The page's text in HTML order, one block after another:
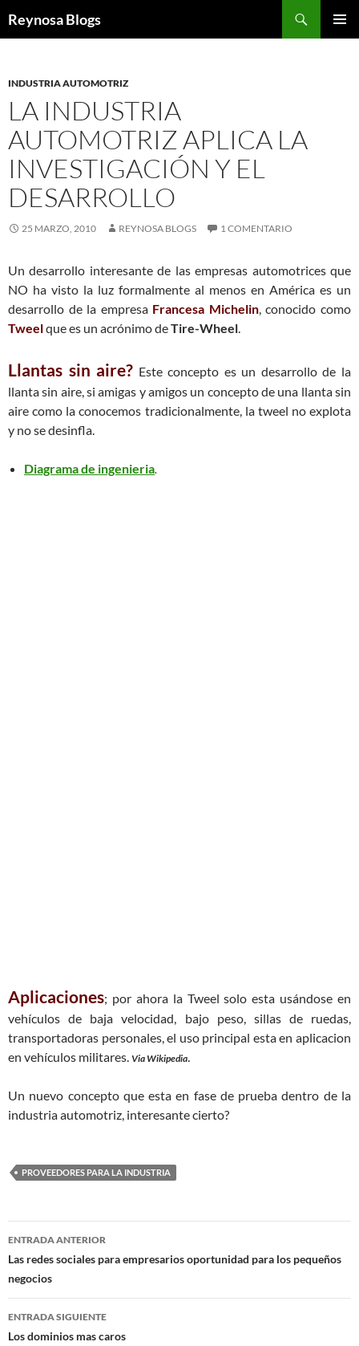
Reynosa Blogs
INDUSTRIA AUTOMOTRIZ
LA INDUSTRIA
AUTOMOTRIZ APLICA LA
INVESTIGACIÓN Y EL
DESARROLLO
25 MARZO, 2010 REYNOSA BLOGS 1 COMENTARIO
Un desarrollo interesante de las empresas automotrices que
NO ha visto la luz formalmente al menos en América es un
desarrollo de la empresa Francesa Michelin, conocido como
Tweelque es un acrónimo deTire-Wheel.
Llantas sin aire? Este concepto es un desarrollo de la
llanta sin aire, si amigas y amigos un concepto de una llanta sin
aire como la conocemos tradicionalmente, la tweel no explota
y no se desinfla.
Diagrama de ingenieria.
Aplicaciones; por ahora la Tweel solo esta usándose en
vehículos de baja velocidad, bajo peso, sillas de ruedas,
transportadoras personales, el uso principal esta en aplicacion
en vehículos militares. Via Wikipedia.
Un nuevo concepto que esta en fase de prueba dentro de la
industria automotriz, interesante cierto?
PROVEEDORES PARA LA INDUSTRIA
Navegación
de
entradas
ENTRADA ANTERIOR
Las redes sociales para empresarios oportunidad para los pequeños
negocios
ENTRADA SIGUIENTE
Los dominios mas caros